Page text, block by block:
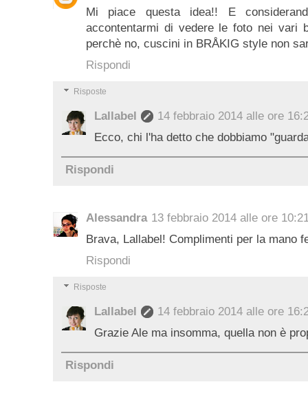
Mi piace questa idea!! E
accontentarmi di vedere le foto nei vari
perchè no, cuscini in BRÅKIG style non
Rispondi
Risposte
Lallabel
14 febbraio 2014 alle ore
Ecco, chi l'ha detto che dobbiamo
Rispondi
Alessandra 13 febbraio 2014 alle ore
Brava, Lallabel! Complimenti per la mano
Rispondi
Risposte
Lallabel
14 febbraio 2014 alle ore
Grazie Ale ma insomma, quella non è
Rispondi